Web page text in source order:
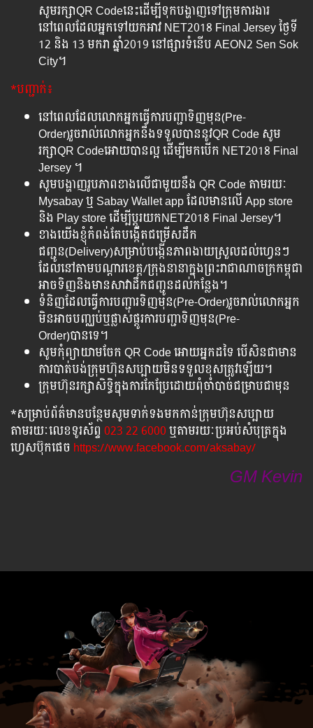
សូមរក្សាQR Codeនេះដើម្បីទុកបង្ហាញទៅក្រុមការងារ
នៅពេលដែលអ្នកទៅយកអាវ NET2018 Final Jersey ថ្ងៃទី
12 និង 13 មករា ឆ្នាំ2019 នៅផ្សារទំនើប AEON2 Sen Sok
City។
*បញ្ជាក់៖
នៅពេលដែលលោកអ្នកធ្វើការបញ្ជាទិញមុន(Pre-
Order)រួចរាល់​លោកអ្នកនឹងទទួលបាននូវQR Code សូម
រក្សាQR Code​អោយបានល្អ ដើម្បីមកបើក NET2018 Final
Jersey ។
សូមបង្ហាញរូបភាពខាងលើជាមួយនឹង QR Code​ តាមរយៈ
Mysabay ឬ Sabay Wallet app ដែលមានលើ App store
និង Play store ដើម្បីប្តូរយកNET2018 Final Jersey។
ខាងយើងខ្ញុំកំពង់តែបង្កើតជម្រើសដឹក
ជញ្ជូន(Delivery)សម្រាប់បង្កើនភាពងាយស្រួលដល់ហ្វេនៗ
ដែលនៅតាមបណ្តារខេត្ត/ក្រុងនានាក្នុងព្រះរាជាណាចក្រកម្ពុជា
អាចទិញនិងមានសាវាដឹកជញ្ជូនដល់កន្លែង។
ទំនិញដែលធ្វើការបញ្ជារទិញមុន(Pre-Order)រួចរាល់លោកអ្នក
មិនអាចបញ្ឈប់ឬផ្លាស់ផ្តូរការបញ្ជាទិញមុន(Pre-
Order)បានទេ។
សូមកុំព្យាយាមចែក QR Code អោយអ្នកដទៃ បើសិនជាមាន
ការបាត់បង់ក្រុមហ៊ុនសប្បាយមិនទទួលខុសត្រូវឡើយ។
ក្រុមហ៊ុនរក្សាសិទ្ធិក្នុងការកែប្រែដោយពុំចាំបាច់ជម្រាបជាមុន
*សម្រាប់ព័ត៌មានបន្ថែមសូមទាក់ទងមកកាន់ក្រុមហ៊ុនសប្បាយ
តាមរយៈលេខទូរស័ព្ទ 023 22 6000ឬតាមរយៈប្រអប់សំបុត្រក្នុង
ហ្វេសប៊ុកផេច https://www.facebook.com/aksabay/
GM Kevin